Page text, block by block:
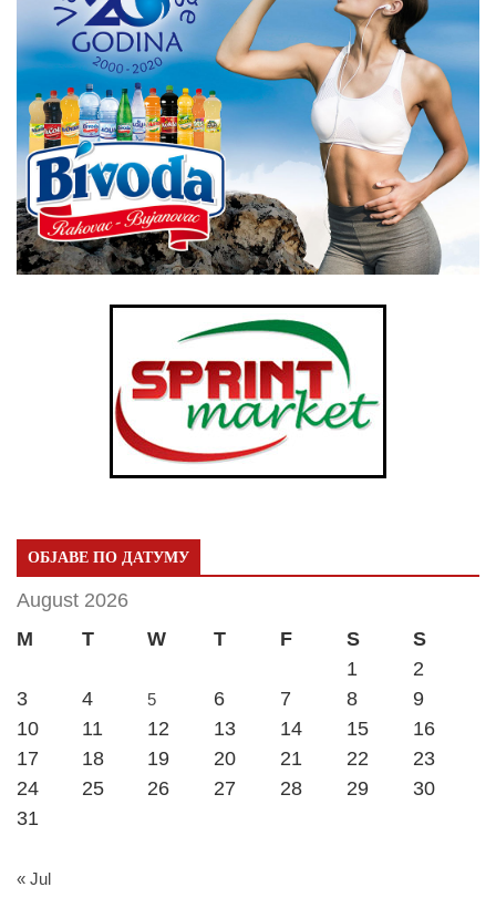
ОБЈАВЕ ПО ДАТУМУ
August 2026
M
T W T F S
S
1
2
3
4 5 6 7 8
9
10
11 12 13 14 15
16
17
18 19 20 21 22
23
24
25 26 27 28 29
30
31
« Jul